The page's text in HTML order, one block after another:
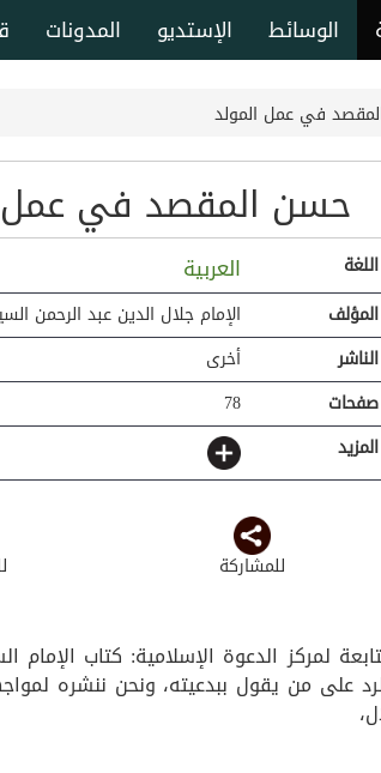
المدونات الإستديو الوسائط
في عمل المولد
حسن المقصد في عمل
اللغة العربية
المؤلف
الإمام جلال الدين عبد الرحمن
الناشر
أخرى
صفحات
78
المزيد
للمشاركة
لمركز الدعوة الإسلامية: كتاب
على من يقول ببدعيته، ونحن ننشره